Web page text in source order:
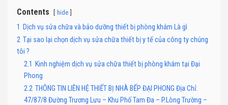
Contents hide
1 Dịch vụ sửa chữa và bảo dưỡng thiết bị phòng khám Là gì
2 Tại sao lại chọn dịch vụ sửa chữa thiết bị y tế của công ty chúng
tôi ?
2.1 Kinh nghiệm dịch vụ sửa chữa thiết bị phòng khám tại Đại
Phong
2.2 THÔNG TIN LIÊN HỆ THIẾT BỊ NHÀ BẾP ĐẠI PHONG Địa Chỉ:
47/87/8 Đường Trương Lưu – Khu Phố Tam Đa – P.Lòng Trường –